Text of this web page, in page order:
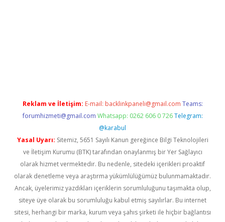
Reklam ve İletişim: E-mail: backlinkpaneli@gmail.com Teams:
forumhizmeti@gmail.com Whatsapp: 0262 606 0 726 Telegram:
@karabul
Yasal Uyarı: Sitemiz, 5651 Sayılı Kanun gereğince Bilgi Teknolojileri
ve İletişim Kurumu (BTK) tarafından onaylanmış bir Yer Sağlayıcı
olarak hizmet vermektedir. Bu nedenle, sitedeki içerikleri proaktif
olarak denetleme veya araştırma yükümlülüğümüz bulunmamaktadır.
Ancak, üyelerimiz yazdıkları içeriklerin sorumluluğunu taşımakta olup,
siteye üye olarak bu sorumluluğu kabul etmiş sayılırlar. Bu internet
sitesi, herhangi bir marka, kurum veya şahıs şirketi ile hiçbir bağlantısı